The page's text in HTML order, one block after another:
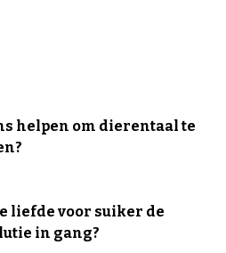
helpen om dierentaal te
liefde voor suiker de
in gang?